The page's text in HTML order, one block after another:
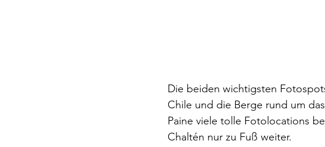
Die beiden wichtigsten
Chile und die Berge rund um
Paine viele tolle Fotolocations
Chaltén nur zu Fuß weiter.